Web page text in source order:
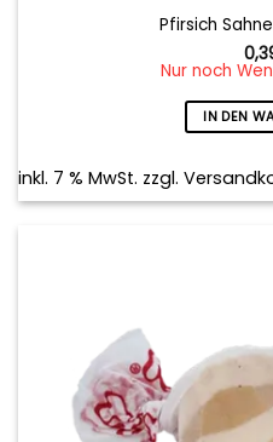
Pfirsich
Nur noch
IN DEN
inkl. 7 % MwSt. zzgl.